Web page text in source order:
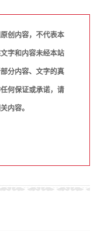
创内容，不代表本
字和内容未经本站
分内容、文字的真
何保证或承诺，请
内容。